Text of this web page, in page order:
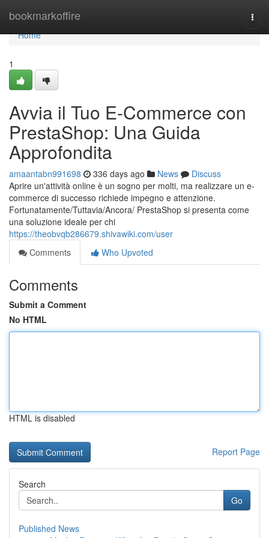
bookmarkoffire
Home
Home
1
Avvia il Tuo E-Commerce con
PrestaShop: Una Guida
Approfondita
amaantabn991698 336 days ago News
Discuss
Aprire un'attività online è un sogno per molti, ma realizzare un e-
commerce di successo richiede impegno e attenzione.
Fortunatamente/Tuttavia/Ancora/ PrestaShop si presenta come
una soluzione ideale per chi
https://theobvqb286679.shivawiki.com/user
Comments
Who Upvoted
Comments
Submit a Comment
No HTML
HTML is disabled
Report Page
Search
Go
Published News